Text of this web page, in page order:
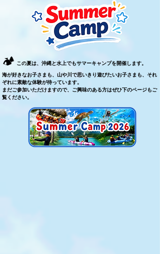
🏕️ この夏は、沖縄と水上でもサマーキャンプを開催します。
海が好きなお子さまも、山や川で思いきり遊びたいお子さまも、それ
ぞれに素敵な体験が待っています。
まだご参加いただけますので、ご興味のある方はぜひ下のページもご
覧ください。